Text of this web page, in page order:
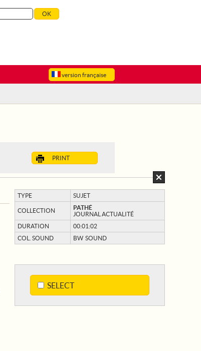
version française
PRINT
TYPE SUJET
COLLECTION
PATHÉ
JOURNAL ACTUALITÉ
DURATION
00:01:02
COL. SOUND
BW SOUND
SELECT